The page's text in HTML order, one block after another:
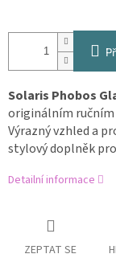
Solaris Phobos
originálním ručním
Výrazný vzhled a
stylový doplněk
Detailní informace
ZEPTAT SE